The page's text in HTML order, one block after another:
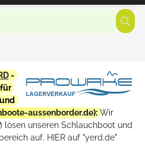
-
aussenborder.de): Wir
) lösen unseren Schlauchboot und
auf. HIER auf "yerd.de"